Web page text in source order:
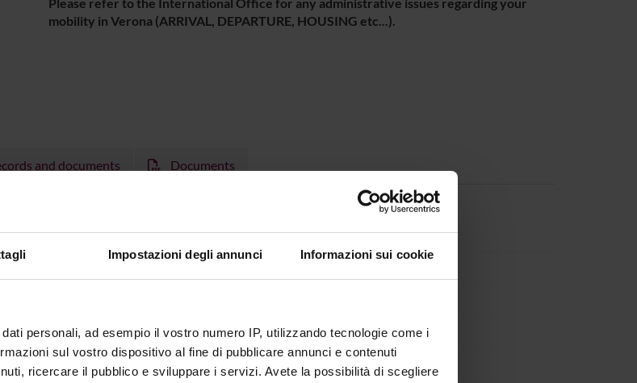
Impostazioni degli annunci Informazioni sui cookie
personali, ad esempio il vostro numero IP, utilizzando tecnologie come i
sul vostro dispositivo al fine di pubblicare annunci e contenuti
ricercare il pubblico e sviluppare i servizi. Avete la possibilità di scegliere
mobility in Verona (ARRIVAL, DEPARTURE, HOUSING etc...).
and documents Documents
Vice president
Member
Valeria Averoldi Member
Stefano Neri Chair
Luca Salvi Member